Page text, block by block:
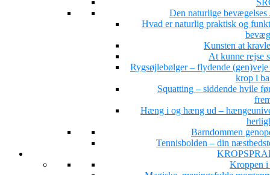
Den naturlige
Hvad er naturlig praktisk og
Kunsten at
At kunne rejse
Rygsøjlebølger – flydende
krop i
Squatting – siddende hvile
Hæng i og hæng ud –
Barndommen
Tennisbolden – din
Kroppen i